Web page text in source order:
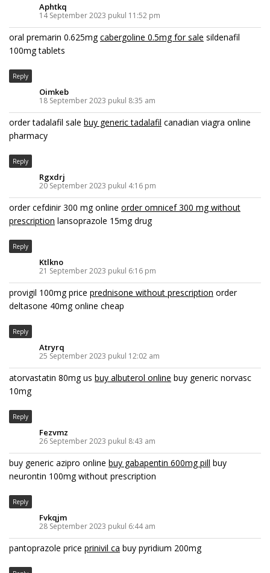
Aphtkq
14 September 2023 pukul 11:52 pm
oral premarin 0.625mgcabergoline 0.5mg for sale sildenafil
100mg tablets
Reply
Oimkeb
18 September 2023 pukul 8:35 am
order tadalafil sale buy generic tadalafil canadian viagra online
pharmacy
Reply
Rgxdrj
20 September 2023 pukul 4:16 pm
order cefdinir 300 mg online order omnicef 300 mg without
prescription lansoprazole 15mg drug
Reply
Ktlkno
21 September 2023 pukul 6:16 pm
provigil 100mg price prednisone without prescription order
deltasone 40mg online cheap
Reply
Atryrq
25 September 2023 pukul 12:02 am
atorvastatin 80mg us buy albuterol online buy generic norvasc
10mg
Reply
Fezvmz
26 September 2023 pukul 8:43 am
buy generic azipro online buy gabapentin 600mg pill buy
neurontin 100mg without prescription
Reply
Fvkqjm
28 September 2023 pukul 6:44 am
pantoprazole price prinivil ca buy pyridium 200mg